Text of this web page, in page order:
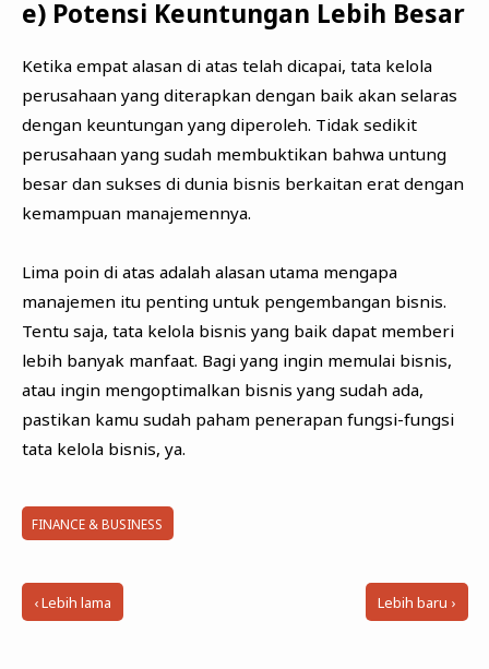
e) Potensi Keuntungan Lebih Besar
Ketika empat alasan di atas telah dicapai, tata kelola
perusahaan yang diterapkan dengan baik akan selaras
dengan keuntungan yang diperoleh. Tidak sedikit
perusahaan yang sudah membuktikan bahwa untung
besar dan sukses di dunia bisnis berkaitan erat dengan
kemampuan manajemennya.
Lima poin di atas adalah alasan utama mengapa
manajemen itu penting untuk pengembangan bisnis.
Tentu saja, tata kelola bisnis yang baik dapat memberi
lebih banyak manfaat. Bagi yang ingin memulai bisnis,
atau ingin mengoptimalkan bisnis yang sudah ada,
pastikan kamu sudah paham penerapan fungsi-fungsi
tata kelola bisnis, ya.
FINANCE & BUSINESS
‹ Lebih lama Lebih baru ›